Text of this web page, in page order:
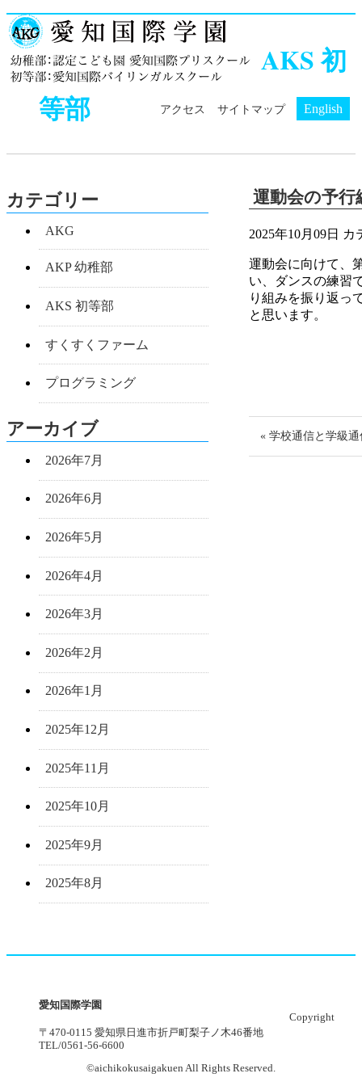
アクセス サイトマップ English
AKS 初
等部
運動会の予行
2025年10月09日 カ
運動会に向けて、
い、ダンスの練習
り組みを振り返っ
と思います。
« 学校通信と学級
カテゴリー
AKG
AKP 幼稚部
AKS 初等部
すくすくファーム
プログラミング
アーカイブ
2026年7月
2026年6月
2026年5月
2026年4月
2026年3月
2026年2月
2026年1月
2025年12月
2025年11月
2025年10月
2025年9月
2025年8月
愛知国際学園
〒470-0115 愛知県日進市折戸町梨子ノ木46番地
TEL/0561-56-6600
Copyright
©aichikokusaigakuen All Rights Reserved.